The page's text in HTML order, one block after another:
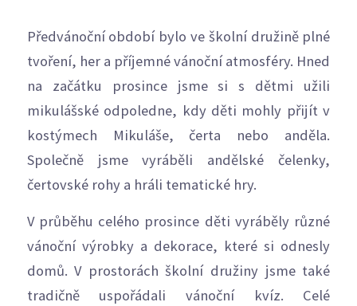
Předvánoční období bylo ve školní družině plné
tvoření, her a příjemné vánoční atmosféry. Hned
na začátku prosince jsme si s dětmi užili
mikulášské odpoledne, kdy děti mohly přijít v
kostýmech Mikuláše, čerta nebo anděla.
Společně jsme vyráběli andělské čelenky,
čertovské rohy a hráli tematické hry.
V průběhu celého prosince děti vyráběly různé
vánoční výrobky a dekorace, které si odnesly
domů. V prostorách školní družiny jsme také
tradičně uspořádali vánoční kvíz. Celé